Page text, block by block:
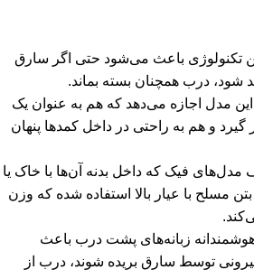
تکنولوژی باعث می‌شود حتی اگر سارق
شود، درب همچنان بسته بماند.
مدل اجازه می‌دهد که هم به عنوان یک
گیرد و هم به راحتی در داخل کمدها پنهان
مدل‌های فیک که داخل بدنه آن‌ها با خاک یا
مسلح با عیار بالا استفاده شده که وزن
زبانه‌های پشت درب باعث
توسط سارق بریده شوند، درب از